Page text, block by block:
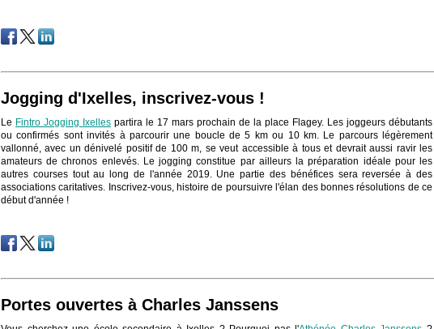
Jogging d'Ixelles, inscrivez-vous !
Le Fintro Jogging Ixelles partira le 17 mars prochain de la place Flagey. Les joggeurs débutants
ou confirmés sont invités à parcourir une boucle de 5 km ou 10 km. Le parcours légèrement
vallonné, avec un dénivelé positif de 100 m, se veut accessible à tous et devrait aussi ravir les
amateurs de chronos enlevés. Le jogging constitue par ailleurs la préparation idéale pour les
autres courses tout au long de l'année 2019. Une partie des bénéfices sera reversée à des
associations caritatives. Inscrivez-vous, histoire de poursuivre l'élan des bonnes résolutions de ce
début d'année !
Portes ouvertes à Charles Janssens